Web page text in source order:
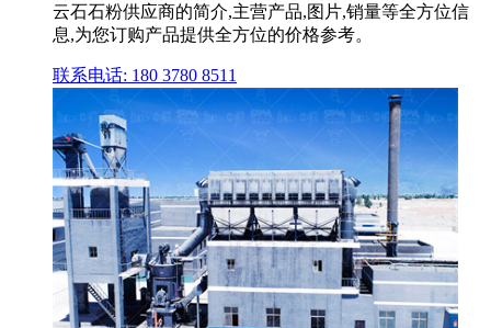
云石石粉供应商的简介,主营产品,图片,销量等全方位信
息,为您订购产品提供全方位的价格参考。
联系电话: 180 3780 8511